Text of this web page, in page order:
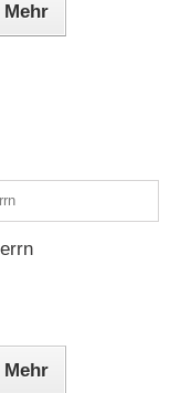
Mehr
Mehr